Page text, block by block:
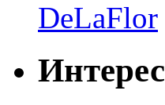
DeLaFlor